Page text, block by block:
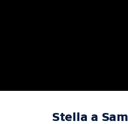
Stella a Sam